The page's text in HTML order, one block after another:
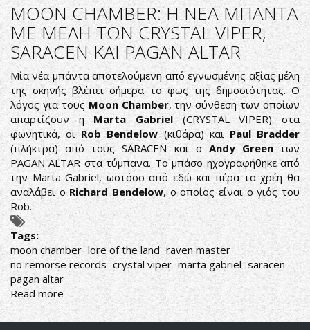
MOON CHAMBER: Η ΝΕΑ ΜΠΑΝΤΑ
ΜΕ ΜΕΛΗ ΤΩΝ CRYSTAL VIPER,
SARACEN ΚΑΙ PAGAN ALTAR
Μία νέα μπάντα αποτελούμενη από εγνωσμένης αξίας μέλη
της σκηνής βλέπει σήμερα το φως της δημοσιότητας. Ο
λόγος για τους Moon Chamber, την σύνθεση των οποίων
απαρτίζουν η Marta Gabriel(CRYSTAL VIPER) στα
φωνητικά, οι Rob Bendelow(κιθάρα) και Paul Bradder
(πλήκτρα) από τους SARACEN και οAndy Greenτων
PAGAN ALTAR στα τύμπανα. Το μπάσο ηχογραφήθηκε από
την Marta Gabriel, ωστόσο από εδώ και πέρα τα χρέη θα
αναλάβει οRichard Bendelow, ο οποίος είναι ο γιός του
Rob.
Tags:
moon chamber lore of the land raven master
no remorse records crystal viper marta gabriel saracen
pagan altar
Read more about
MOON
CHAMBER: